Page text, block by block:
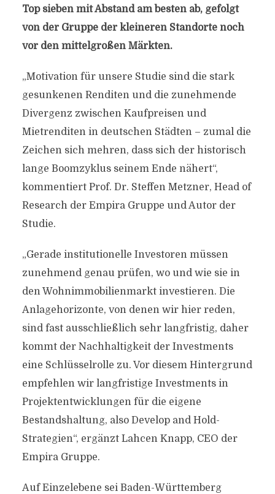
Top sieben mit Abstand am besten ab, gefolgt
von der Gruppe der kleineren Standorte noch
vor den mittelgroßen Märkten.
„Motivation für unsere Studie sind die stark
gesunkenen Renditen und die zunehmende
Divergenz zwischen Kaufpreisen und
Mietrenditen in deutschen Städten – zumal die
Zeichen sich mehren, dass sich der historisch
lange Boomzyklus seinem Ende nähert“,
kommentiert Prof. Dr. Steffen Metzner, Head of
Research der Empira Gruppe und Autor der
Studie.
„Gerade institutionelle Investoren müssen
zunehmend genau prüfen, wo und wie sie in
den Wohnimmobilienmarkt investieren. Die
Anlagehorizonte, von denen wir hier reden,
sind fast ausschließlich sehr langfristig, daher
kommt der Nachhaltigkeit der Investments
eine Schlüsselrolle zu. Vor diesem Hintergrund
empfehlen wir langfristige Investments in
Projektentwicklungen für die eigene
Bestandshaltung, also Develop and Hold-
Strategien“, ergänzt Lahcen Knapp, CEO der
Empira Gruppe.
Auf Einzelebene sei Baden-Württemberg